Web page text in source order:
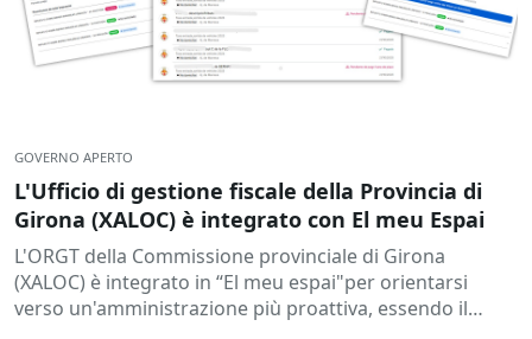
GOVERNO APERTO
L'Ufficio di gestione fiscale della Provincia di
Girona (XALOC) è integrato con El meu Espai
L'ORGT della Commissione provinciale di Girona
(XALOC) è integrato in “El meu espai"per orientarsi
verso un'amministrazione più proattiva, essendo il